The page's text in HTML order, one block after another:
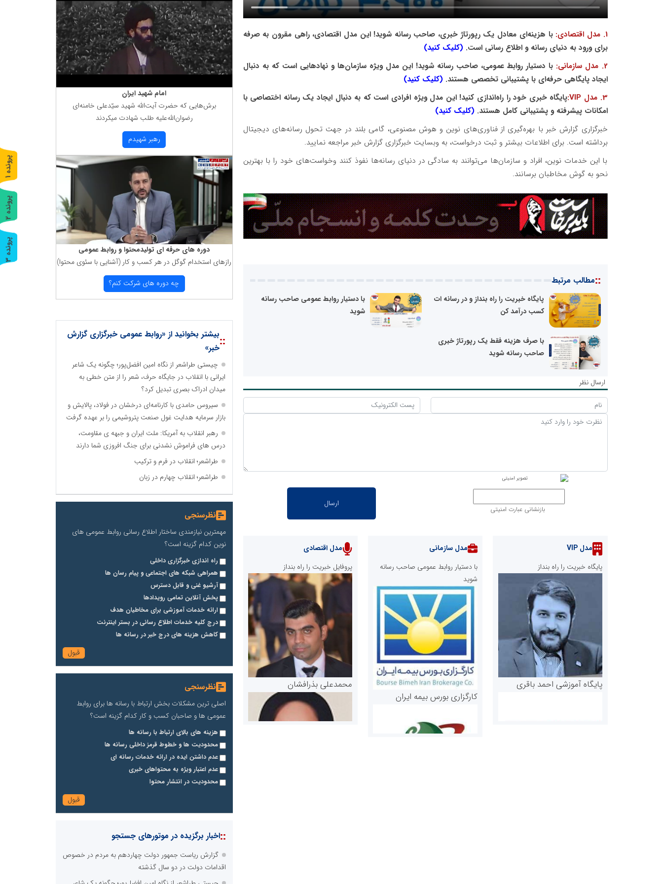
1. مدل اقتصادی:
با هزینه‌ای معادل یک رپورتاژ خبری، صاحب رسانه شوید! این مدل اقتصادی، راهی مقرون به صرفه
برای ورود به دنیای رسانه و اطلاع رسانی است. (کلیک کنید)
2. مدل سازمانی:
با دستیار روابط عمومی، صاحب رسانه شوید! این مدل ویژه سازمان‌ها و نهادهایی است که به دنبال
ایجاد پایگاهی حرفه‌ای با پشتیبانی تخصصی هستند.(کلیک کنید)
3. مدل
:VIPپایگاه خبری خود را راه‌اندازی کنید! این مدل ویژه افرادی است که به دنبال ایجاد یک رسانه اختصاصی با
امکانات پیشرفته و پشتیبانی کامل هستند.(کلیک کنید)
خبرگزاری گزارش خبر با بهره‌گیری از فناوری‌های نوین و هوش مصنوعی، گامی بلند در جهت تحول رسانه‌های دیجیتال
برداشته است. برای اطلاعات بیشتر و ثبت درخواست، به وبسایت خبرگزاری گزارش خبر مراجعه نمایید.
با این خدمات نوین، افراد و سازمان‌ها می‌توانند به سادگی در دنیای رسانه‌ها نفوذ کنند وخواست‌های خود را با بهترین
نحو به گوش مخاطبان برسانند.
::مطالب مرتبط
پایگاه خبریت را راه بنداز و در رسانه ات
کسب درآمد کن
با دستیار روابط عمومی صاحب رسانه
شوید
با صرف هزینه فقط یک رپورتاژ خبری
صاحب رسانه شوید
ارسال نظر
بازنشانی عبارت امنیتی
مدل VIP
پایگاه خبریت را راه بنداز
پایگاه آموزشی احمد باقری
مدل سازمانی
با دستیار روابط عمومی صاحب رسانه
شوید
کارگزاری بورس بیمه ایران
مدل اقتصادی
پروفایل خبریت را راه بنداز
محمدعلی بذرافشان
امام شهید ایران
برش‌هایی كه حضرت آیت‌الله شهید سیّدعلی خامنه‌ای
رضوان‌الله‌علیه طلب شهادت میكردند
رهبر شهیدم
دوره های حرفه ای تولیدمحتوا و روابط عمومی
رازهای استخدام گوگل در هر كسب و كار (آشنایی با سئوی محتوا)
چه دوره های شركت كنم؟
::بیشتر بخوانید از «روابط عمومی خبرگزاری گزارش
خبر»
چیستی طراشعر از نگاه امین افضل‌پور؛ چگونه یک شاعر
ایرانی با انقلاب در جایگاه حرف، شعر را از متن خطی به
میدان ادراک بصری تبدیل کرد؟
سیروس حامدی با کارنامه‌ای درخشان در فولاد، پالایش و
بازار سرمایه هدایت غول صنعت پتروشیمی را بر عهده گرفت
رهبر انقلاب به آمریکا: ملت ایران و جبهه ی مقاومت،
درس های فراموش نشدنی برای جنگ افروزی شما دارند
طراشعر؛ انقلاب در فرم و ترکیب
طراشعر؛ انقلاب چهارم در زبان
نظرسنجی
مهمترین نیازمندی ساختار اطلاع رسانی روابط عمومی های
نوین کدام گزینه است؟
راه اندازی خبرگزاری داخلی
همراهی شبکه های اجتماعی و پیام رسان ها
آرشیو غنی و قابل دسترس
پخش آنلاین تمامی رویدادها
ارائه خدمات آموزشی برای مخاطیان هدف
درج کلیه خدمات اطلاع رسانی در بستر اینترنت
کاهش هزینه های درج خبر در رسانه ها
نظرسنجی
اصلی ترین مشکلات بخش ارتباط با رسانه ها برای روابط
عمومی ها و صاحبان کسب و کار کدام گزینه است؟
هزینه های بالای ارتباط با رسانه ها
محدودیت ها و خطوط قرمز داخلی رسانه ها
عدم داشتن ایده در ارائه خدمات رسانه ای
عدم اعتبار ویژه به محتواهای خبری
محدودیت در انتشار محتوا
::اخبار برگزیده در موتورهای جستجو
گزارش ریاست جمهور دولت چهاردهم به مردم در خصوص
اقدامات دولت در دو سال گذشته
پ
ر
و
ن
د
ه
1
پ
ر
و
ن
د
ه
2
پ
ر
و
ن
د
ه
3